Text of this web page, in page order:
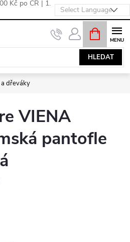
Kč po ČR | 1.
HLEDAT
NÁKUPNÍ
KOŠÍK
dřeváky
VIENA
pantofle